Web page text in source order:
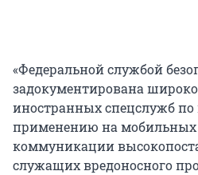
«Федеральной службой
задокументирована
иностранных спецслужб
применению на мобильных
коммуникации
служащих вредоносного